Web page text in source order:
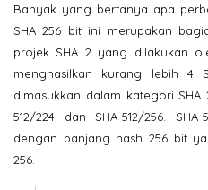
Banyak yang bertanya apa
SHA 256 bit ini merupakan
projek SHA 2 yang dilakukan
menghasilkan kurang lebih 4
dimasukkan dalam kategori SHA
512/224 dan SHA-512/256.
dengan panjang hash 256 bit
256.